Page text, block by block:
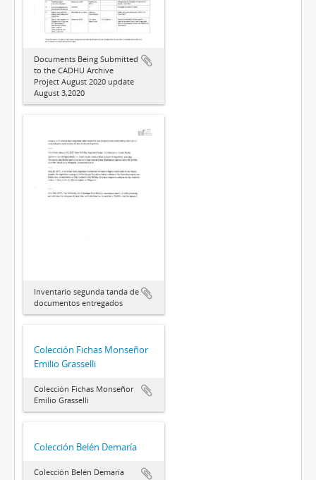
Documents Being Submitted
to the CADHU Archive
Project August 2020 update
August 3,2020
Inventario segunda tanda de
documentos entregados
Colección Fichas Monseñor
Emilio Grasselli
Colección Fichas Monseñor
Emilio Grasselli
Colección Belén Demaría
Colección Belén Demaría